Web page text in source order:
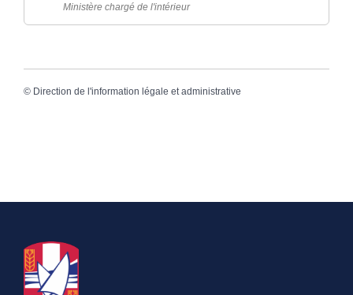
Ministère chargé de l'intérieur
© Direction de l'information légale et administrative